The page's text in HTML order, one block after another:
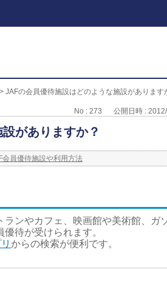
> JAFの会員優待施設はどのような施設があります
No : 273 公開日時 :
がありますか？
会員優待施設や利用方法
ンやカフェ、映画館や美術館、ガ
待が受けられます。
からの検索が便利です。